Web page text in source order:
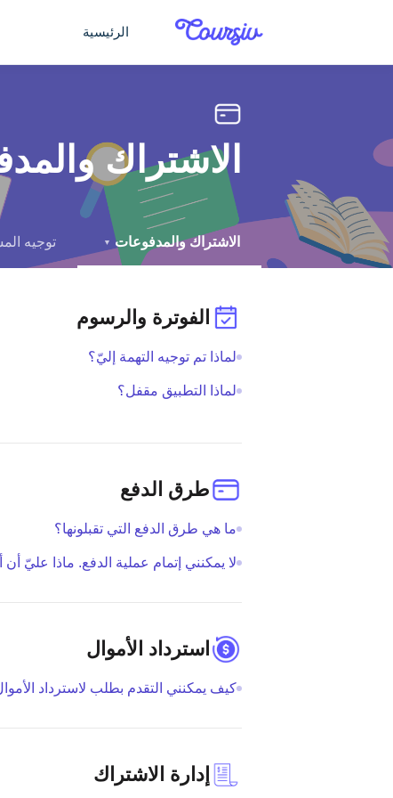
الرئيسية
الاشتراك
الاشتراك والمدفوعات ▼ توجيه
الفوترة والرسوم
لماذا تم توجيه التهمة إليّ؟
لماذا التطبيق مقفل؟
طرق الدفع
ما هي طرق الدفع التي تقبلونها؟
لا يمكنني إتمام عملية الدفع. ماذا عليّ
استرداد الأموال
كيف يمكنني التقدم بطلب لاسترداد
إدارة الاشتراك